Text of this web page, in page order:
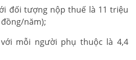
đối tượng nộp thuế là 11 triệu
năm);
mỗi người phụ thuộc là 4,4